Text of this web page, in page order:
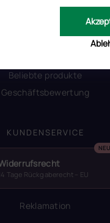
zum Verbot von TPO
Glossar der Begriffe
und Nachhaltigkeit
Beliebte produkte
Geschäftsbewertung
KUNDENSERVICE
14 Tage Rückgaberecht – EU
Reklamation